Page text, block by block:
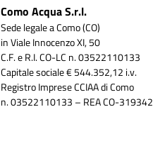
Como Acqua S.r.l.
Sede legale a Como (CO)
in Viale Innocenzo XI, 50
C.F. e R.I. CO-LC n. 03522110133
Capitale sociale € 544.352,12 i.v.
Registro Imprese CCIAA di Como
n. 03522110133 – REA CO-319342